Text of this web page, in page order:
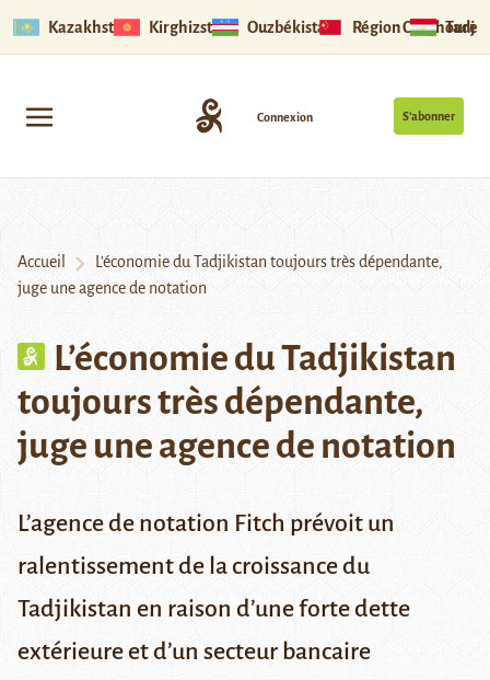
Kazakhstan Kirghizstan Ouzbékistan Région Ouïghoure
S’abonner
Connexion
Accueil
L’économie du Tadjikistan toujours très dépendante,
juge une agence de notation
L’économie du Tadjikistan
toujours très dépendante,
juge une agence de notation
L’agence de notation Fitch prévoit un
ralentissement de la croissance du
Tadjikistan en raison d’une forte dette
extérieure et d’un secteur bancaire